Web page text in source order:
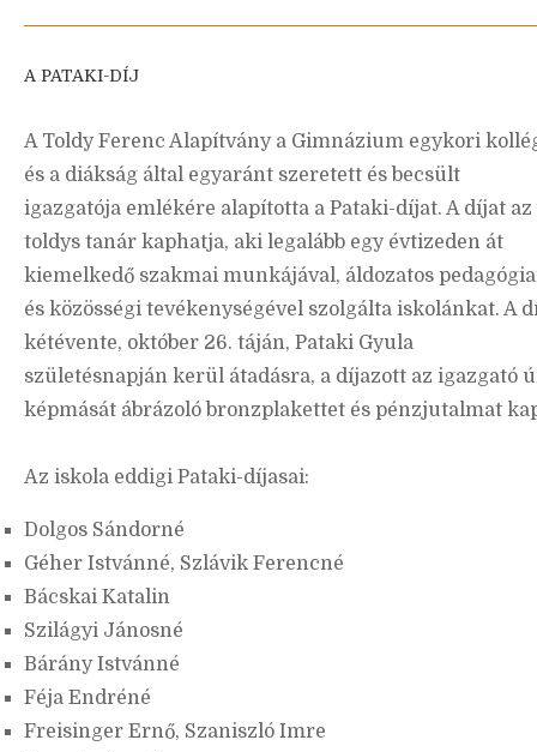
A PATAKI-DÍJ
A Toldy Ferenc Alapítvány a Gimnázium egykori
és a diákság által egyaránt szeretett és becsült
igazgatója emlékére alapította a Pataki-díjat. A díjat az
toldys tanár kaphatja, aki legalább egy évtizeden át
kiemelkedő szakmai munkájával, áldozatos
és közösségi tevékenységével szolgálta iskolánkat. A
kétévente, október 26. táján, Pataki Gyula
születésnapján kerül átadásra, a díjazott az igazgató
képmását ábrázoló bronzplakettet és pénzjutalmat
Az iskola eddigi Pataki-díjasai:
Dolgos Sándorné
Géher Istvánné, Szlávik Ferencné
Bácskai Katalin
Szilágyi Jánosné
Bárány Istvánné
Féja Endréné
Freisinger Ernő, Szaniszló Imre